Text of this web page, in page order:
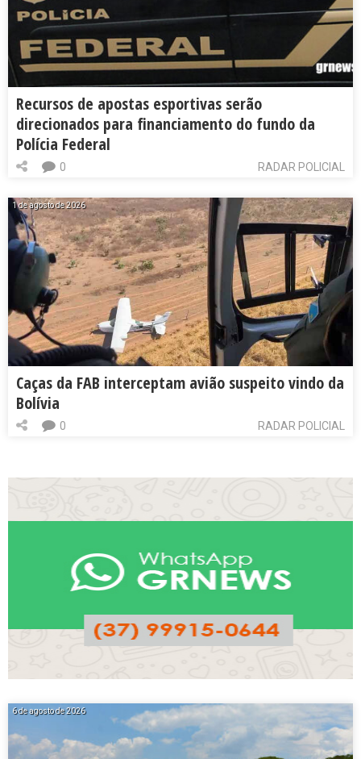
Recursos de apostas esportivas serão
direcionados para financiamento do fundo da
Polícia Federal
RADAR POLICIAL
0
1 de agosto de 2026
Caças da FAB interceptam avião suspeito vindo da
Bolívia
RADAR POLICIAL
0
6 de agosto de 2026